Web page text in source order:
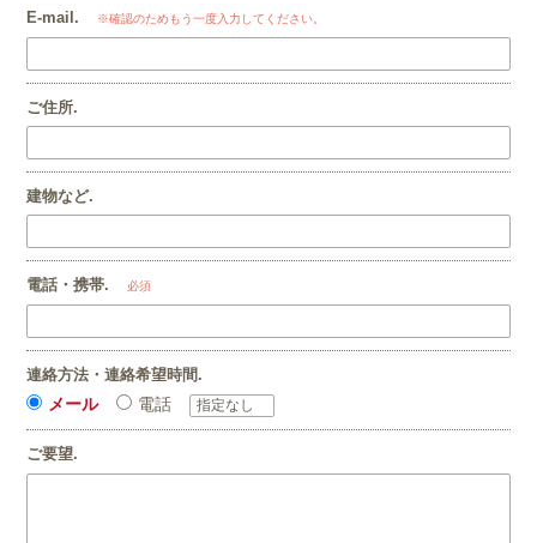
E-mail. ※確認のためもう一度入力してください。
ご住所.
建物など.
電話・携帯. 必須
連絡方法・連絡希望時間.
メール 電話
ご要望.